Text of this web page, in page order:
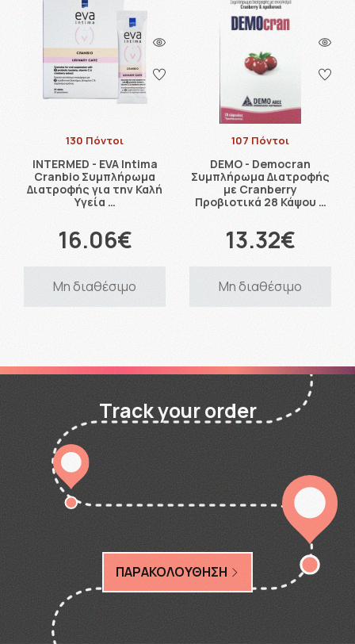
130 Πόντοι
INTERMED - EVA Intima
Cranbio Συμπλήρωμα
Διατροφής για την Καλή
Υγεία …
16.06€
Μη διαθέσιμο
107 Πόντοι
DEMO - Democran
Συμπλήρωμα Διατροφής
με Cranberry
Προβιοτικά 28 Κάψου …
13.32€
Μη διαθέσιμο
Track your order
ΠΑΡΑΚΟΛΟΥΘΗΣΗ